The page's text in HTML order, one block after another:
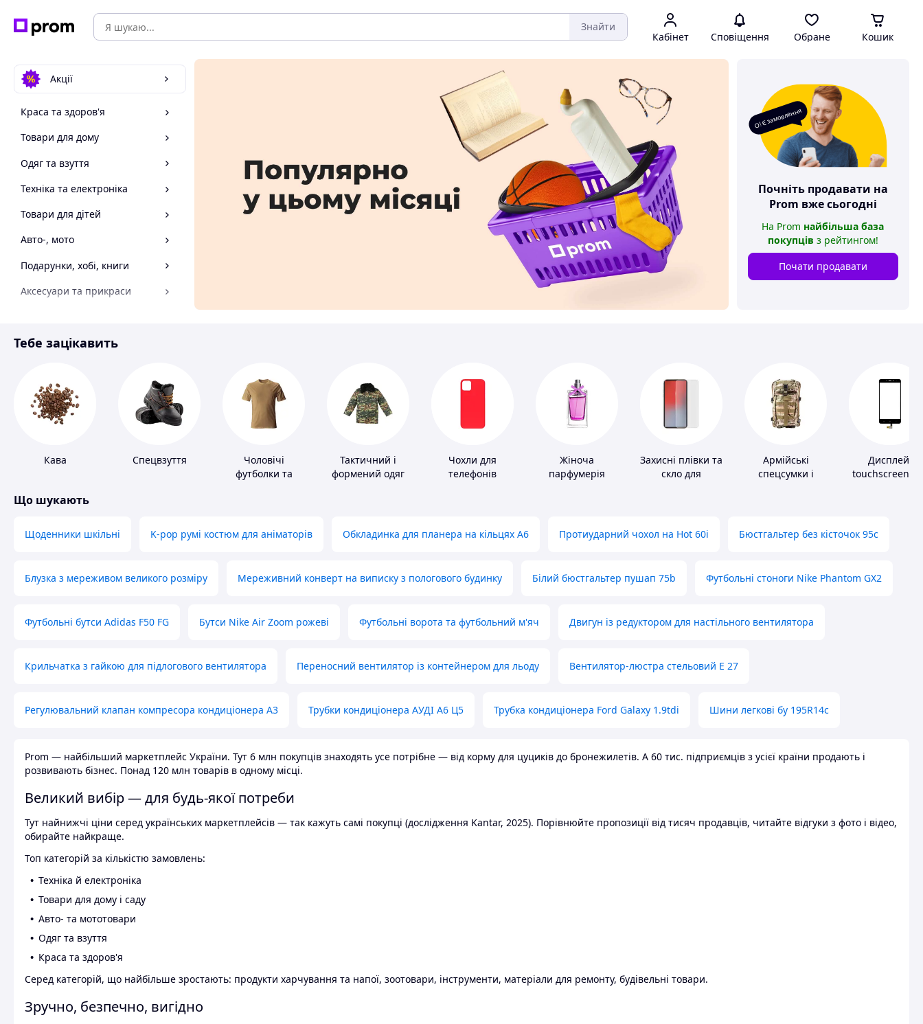
Знайти
Кабінет Сповіщення Обране Кошик
Акції
Краса та здоров'я
Товари для дому
Одяг та взуття
Техніка та електроніка
Товари для дітей
Авто-, мото
Подарунки, хобі, книги
Аксесуари та прикраси
Спорт і відпочинок
О! Є замовлення
Почніть продавати на
Prom вже сьогодні
На Prom найбільша база
покупців з рейтингом!
Почати продавати
Тебе зацікавить
Кава Спецвзуття
Чоловічі
футболки та
Тактичний і
формений одяг
Чохли для
телефонів
Жіноча
парфумерія
Захисні плівки та
скло для
Армійські
спецсумки і
Дисплей,
touchscreen
Що шукають
Щоденники шкільні K-pop румі костюм для аніматорів Обкладинка для планера на кільцях А6 Протиударний чохол на Hot 60i Бюстгальтер без кісточок 95с
Блузка з мереживом великого розміру Мереживний конверт на виписку з пологового будинку Білий бюстгальтер пушап 75b Футбольні стоноги Nike Phantom GX2
Футбольні бутси Adidas F50 FG Бутси Nike Air Zoom рожеві Футбольні ворота та футбольний м'яч Двигун із редуктором для настільного вентилятора
Крильчатка з гайкою для підлогового вентилятора Переносний вентилятор із контейнером для льоду Вентилятор-люстра стельовий E 27
Регулювальний клапан компресора кондиціонера А3 Трубки кондиціонера АУДІ А6 Ц5 Трубка кондиціонера Ford Galaxy 1.9tdi Шини легкові бу 195R14c
Prom — найбільший маркетплейс України. Тут 6 млн покупців знаходять усе потрібне — від корму для цуциків до бронежилетів. А 60 тис. підприємців з усієї країни продають і
розвивають бізнес. Понад 120 млн товарів в одному місці.
Великий вибір — для будь-якої потреби
Тут найнижчі ціни серед українських маркетплейсів — так кажуть самі покупці (дослідження Kantar, 2025). Порівнюйте пропозиції від тисяч продавців, читайте відгуки з фото і відео,
обирайте найкраще.
Топ категорій за кількістю замовлень:
Техніка й електроніка
Товари для дому і саду
Авто- та мототовари
Одяг та взуття
Краса та здоров'я
Серед категорій, що найбільше зростають: продукти харчування та напої, зоотовари, інструменти, матеріали для ремонту, будівельні товари.
Зручно, безпечно, вигідно